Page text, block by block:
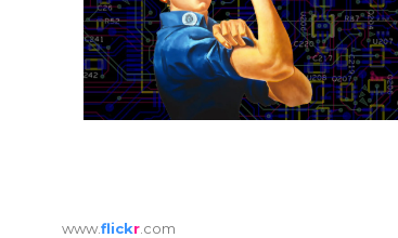
www.flickr .com